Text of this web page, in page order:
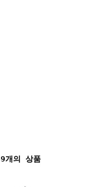
개의 상품